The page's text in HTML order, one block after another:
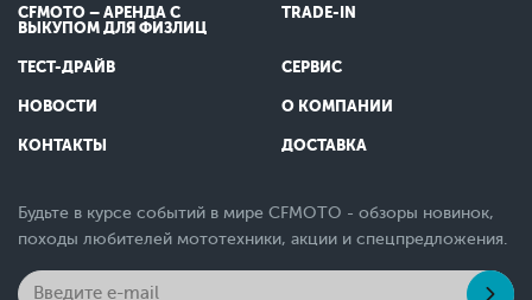
CFMOTO – АРЕНДА С
ВЫКУПОМ ДЛЯ ФИЗЛИЦ
TRADE-IN
ТЕСТ-ДРАЙВ СЕРВИС
НОВОСТИ О КОМПАНИИ
КОНТАКТЫ ДОСТАВКА
Будьте в курсе событий в мире CFMOTO - обзоры новинок,
походы любителей мототехники, акции и спецпредложения.